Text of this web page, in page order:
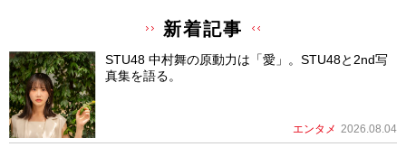
新着記事
STU48 中村舞の原動力は「愛」。STU48と2nd写
真集を語る。
エンタメ 2026.08.04